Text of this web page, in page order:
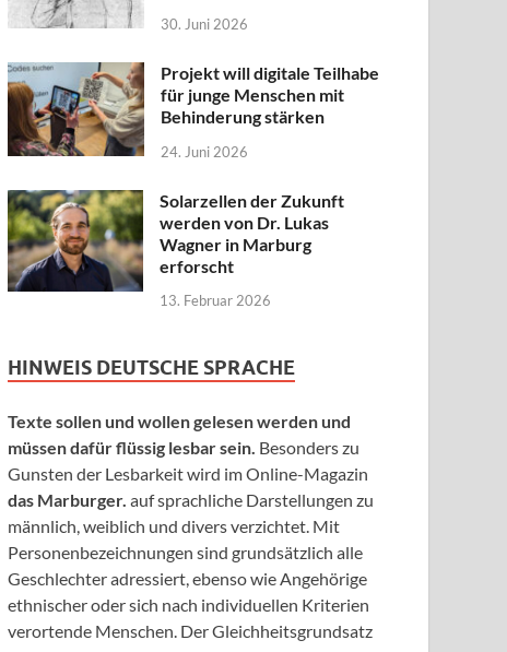
30. Juni 2026
Projekt will digitale Teilhabe
für junge Menschen mit
Behinderung stärken
24. Juni 2026
Solarzellen der Zukunft
werden von Dr. Lukas
Wagner in Marburg
erforscht
13. Februar 2026
HINWEIS DEUTSCHE SPRACHE
Texte sollen und wollen gelesen werden und
müssen dafür flüssig lesbar sein. Besonders zu
Gunsten der Lesbarkeit wird im Online-Magazin
das Marburger. auf sprachliche Darstellungen zu
männlich, weiblich und divers verzichtet. Mit
Personenbezeichnungen sind grundsätzlich alle
Geschlechter adressiert, ebenso wie Angehörige
ethnischer oder sich nach individuellen Kriterien
verortende Menschen. Der Gleichheitsgrundsatz